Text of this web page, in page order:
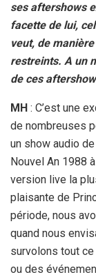
ses aftershows
facette de lui,
veut, de
restreints. A un
de ces
MH : C’est une
de nombreuses
un show audio
Nouvel An 1988
version live la
plaisante de
période, nous
quand nous
survolons tout
ou des